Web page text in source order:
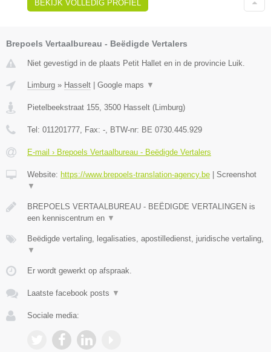
BEKIJK VOLLEDIG PROFIEL
Brepoels Vertaalbureau - Beëdigde Vertalers
Niet gevestigd in de plaats Petit Hallet en in de provincie Luik.
Limburg » Hasselt | Google maps ▼
Pietelbeekstraat 155 3500 Hasselt (Limburg)
Tel: 011201777 , Fax: - , BTW-nr: BE 0730.445.929
E-mail › Brepoels Vertaalbureau - Beëdigde Vertalers
Website: https://www.brepoels-translation-agency.be | Screenshot
▼
BREPOELS VERTAALBUREAU - BEËDIGDE VERTALINGEN is
een kenniscentrum en ▼
Beëdigde vertaling, legalisaties, apostilledienst, juridische vertaling,
▼
Er wordt gewerkt op afspraak.
Laatste facebook posts ▼
Sociale media: